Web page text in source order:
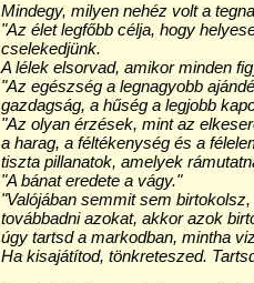
Mindegy, milyen nehéz volt a
"Az élet legfőbb célja, hogy
cselekedjünk.
A lélek elsorvad, amikor minden
"Az egészség a legnagyobb
gazdagság, a hűség a legjobb
"Az olyan érzések, mint az
a harag, a féltékenység és a
tiszta pillanatok, amelyek
"A bánat eredete a vágy."
"Valójában semmit sem
továbbadni azokat, akkor azok
úgy tartsd a markodban, mintha
Ha kisajátítod, tönkreteszed.